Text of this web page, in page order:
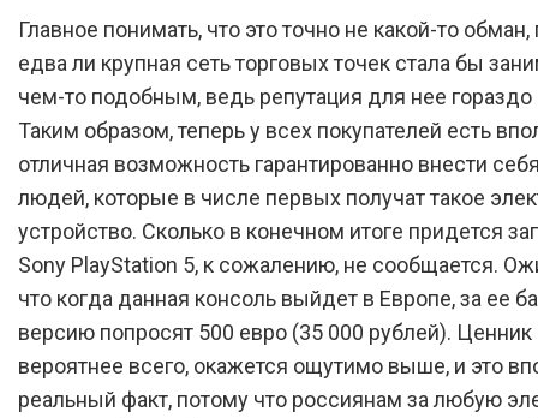
Главное понимать, что это точно не какой-то
едва ли крупная сеть торговых точек стала бы
чем-то подобным, ведь репутация для нее
Таким образом, теперь у всех покупателей есть
отличная возможность гарантированно внести
людей, которые в числе первых получат такое
устройство. Сколько в конечном итоге придется
Sony PlayStation 5, к сожалению, не сообщается.
что когда данная консоль выйдет в Европе, за ее
версию попросят 500 евро (35 000 рублей). Ценник
вероятнее всего, окажется ощутимо выше, и это
реальный факт, потому что россиянам за любую